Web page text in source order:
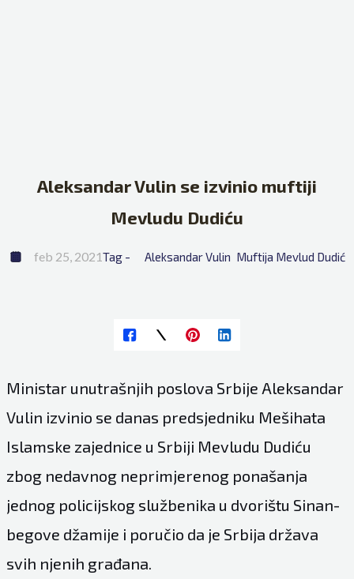
Aleksandar Vulin se izvinio muftiji
Mevludu Dudiću
feb 25, 2021Tag - Aleksandar Vulin Muftija Mevlud Dudić
Ministar unutrašnjih poslova Srbije Aleksandar
Vulin izvinio se danas predsjedniku Mešihata
Islamske zajednice u Srbiji Mevludu Dudiću
zbog nedavnog neprimjerenog ponašanja
jednog policijskog službenika u dvorištu Sinan-
begove džamije i poručio da je Srbija država
svih njenih građana.